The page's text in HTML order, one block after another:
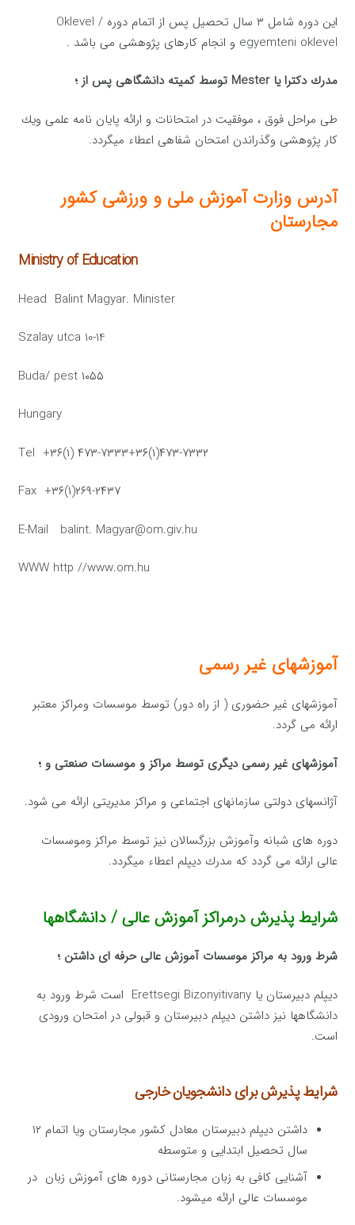
این دوره شامل ۳ سال تحصیل پس از اتمام دوره Oklevel /
egyemteni oklevel و انجام كارهای پژوهشی می باشد .
مدرك دكترا یا Mester توسط كمیته دانشگاهی پس از ؛
طی مراحل فوق ، موفقیت در امتحانات و ارائه پایان نامه علمی ویك
كار پژوهشی وگذراندن امتحان شفاهی اعطاء میگردد.
آدرس وزارت آموزش ملی و ورزشی کشور
مجارستان
Ministry of Education
Head Balint Magyar. Minister
Szalay utca 10-14
۱۰۵۵ Buda/ pest
Hungary
Tel +۳۶(۱) ۴۷۳-۷۳۳۳+۳۶(۱)۴۷۳-۷۳۳۲
Fax +۳۶(۱)۲۶۹-۲۴۳۷
E-Mail balint. Magyar@om.giv.hu
WWW http //www.om.hu
آموزشهای غیر رسمی
آموزشهای غیر حضوری ( از راه دور) توسط موسسات ومراكز معتبر
ارائه می گردد.
آموزشهای غیر رسمی دیگری توسط مراكز و موسسات صنعتی و ؛
آژانسهای دولتی سازمانهای اجتماعی و مراكز مدیریتی ارائه می شود.
دوره های شبانه وآموزش بزرگسالان نیز توسط مراكز وموسسات
عالی ارائه می گردد كه مدرك دیپلم اعطاء میگردد.
شرایط پذیرش درمراكز آموزش عالی / دانشگاهها
شرط ورود به مراكز موسسات آموزش عالی حرفه ای داشتن ؛
دیپلم دبیرستان یا Erettsegi Bizonyitivany است شرط ورود به
دانشگاهها نیز داشتن دیپلم دبیرستان و قبولی در امتحان ورودی
است.
شرایط پذیرش برای دانشجویان خارجی
داشتن دیپلم دبیرستان معادل كشور مجارستان ویا اتمام ۱۲
سال تحصیل ابتدایی و متوسطه
آشنایی كافی به زبان مجارستانی دوره های آموزش زبان در
موسسات عالی ارائه میشود.